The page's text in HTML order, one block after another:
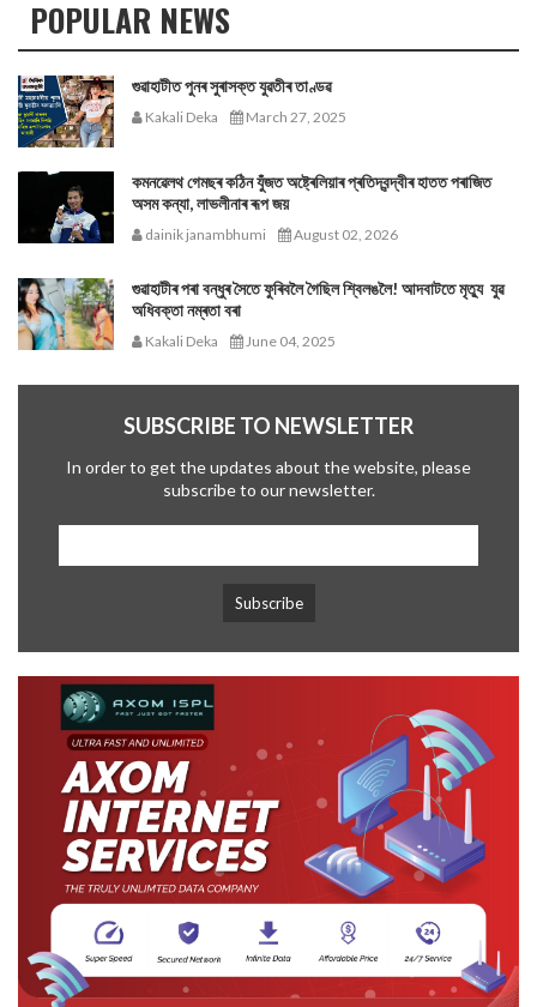
POPULAR NEWS
গুৱাহাটীত পুনৰ সুৰাসক্ত যুৱতীৰ তাণ্ডৱ
Kakali Deka March 27, 2025
কমনৱেলথ গেমছৰ কঠিন যুঁজত অষ্ট্ৰেলিয়াৰ প্ৰতিদ্বন্দ্বীৰ হাতত পৰাজিত
অসম কন্যা, লাভলীনাৰ ৰূপ জয়
dainik janambhumi August 02, 2026
গুৱাহাটীৰ পৰা বন্ধুৰ সৈতে ফুৰিবলৈ গৈছিল শ্বিলঙলৈ! আদবাটতে মৃত্যু যুৱ
অধিবক্তা নম্ৰতা বৰা
Kakali Deka June 04, 2025
SUBSCRIBE TO NEWSLETTER
In order to get the updates about the website, please
subscribe to our newsletter.